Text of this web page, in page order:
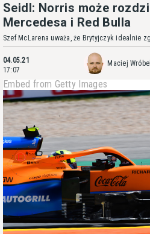
Seidl: Norris może
Mercedesa i Red Bulla
Szef McLarena uważa, że Brytyjczyk idealnie
04.05.21
17:07
Maciej Wróbel
Embed from Getty Images